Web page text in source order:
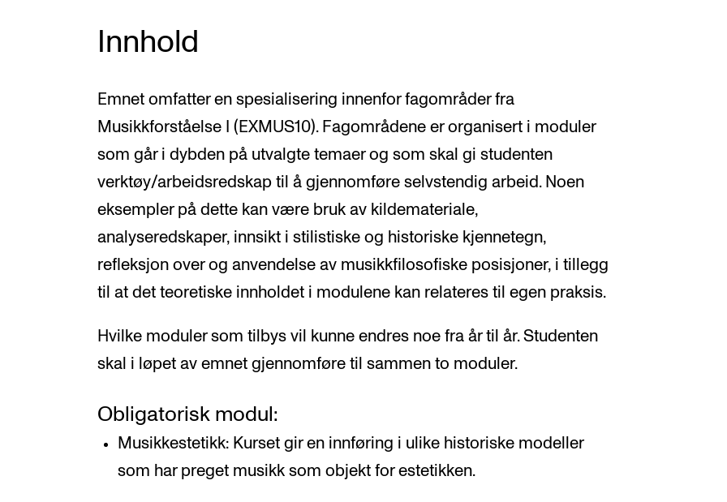
Innhold
Emnet omfatter en spesialisering innenfor fagområder fra
Musikkforståelse I (EXMUS10). Fagområdene er organisert i moduler
som går i dybden på utvalgte temaer og som skal gi studenten
verktøy/arbeidsredskap til å gjennomføre selvstendig arbeid. Noen
eksempler på dette kan være bruk av kildemateriale,
analyseredskaper, innsikt i stilistiske og historiske kjennetegn,
refleksjon over og anvendelse av musikkfilosofiske posisjoner, i tillegg
til at det teoretiske innholdet i modulene kan relateres til egen praksis.
Hvilke moduler som tilbys vil kunne endres noe fra år til år. Studenten
skal i løpet av emnet gjennomføre til sammen to moduler.
Obligatorisk modul:
Musikkestetikk: Kurset gir en innføring i ulike historiske modeller
som har preget musikk som objekt for estetikken.